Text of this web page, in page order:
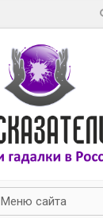
Меню сайта